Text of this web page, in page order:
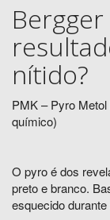
nítido?
PMK – Pyro
químico)
O pyro é dos
preto e branco.
esquecido